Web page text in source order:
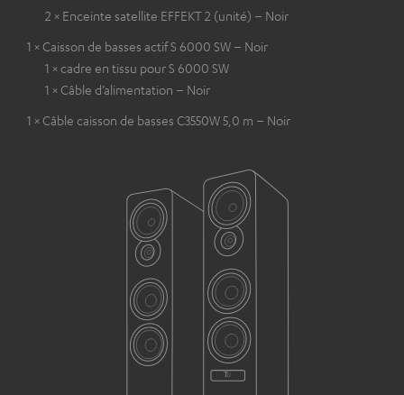
2 × Enceinte satellite EFFEKT 2 (unité) – Noir
1 × Caisson de basses actif S 6000 SW – Noir
1 × cadre en tissu pour S 6000 SW
1 × Câble d’alimentation – Noir
1 × Câble caisson de basses C3550W 5,0 m – Noir